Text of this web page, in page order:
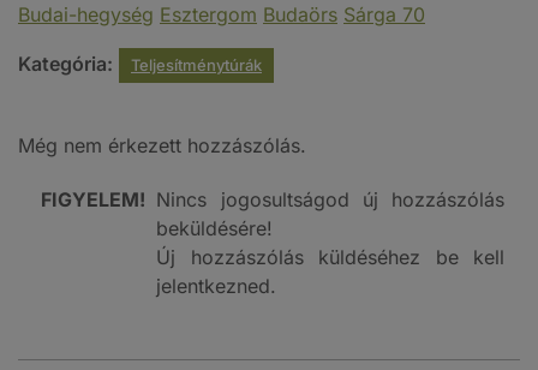
Budai-hegység Esztergom Budaörs Sárga 70
Kategória: Teljesítménytúrák
Még nem érkezett hozzászólás.
FIGYELEM! Nincs jogosultságod új hozzászólás
beküldésére!
Új hozzászólás küldéséhez be kell
jelentkezned.